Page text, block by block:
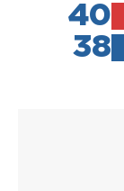
40
38